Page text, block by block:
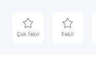
Çok fakir Fakir